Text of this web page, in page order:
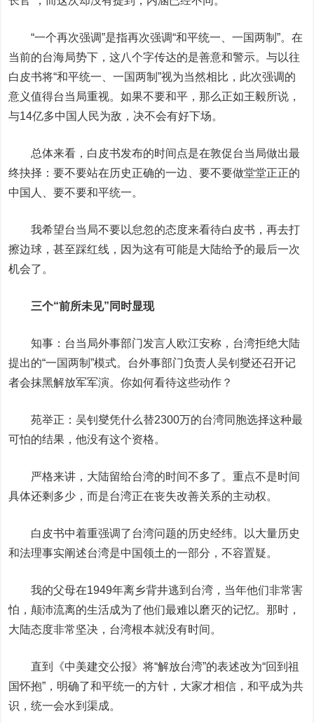
“一个再次强调”是指再次强调“和平统一、一国两制”。在
当前的台海局势下，这八个字传达的是善意和警示。与以往
白皮书将“和平统一、一国两制”视为当然相比，此次强调的
意义值得台当局重视。如果不要和平，那么正如王毅所说，
与14亿多中国人民为敌，决不会有好下场。
总体来看，白皮书发布的时间点是在敦促台当局做出最
终抉择：要不要站在历史正确的一边、要不要做堂堂正正的
中国人、要不要和平统一。
我希望台当局不要以怠忽的态度来看待白皮书，再去打
擦边球，甚至踩红线，因为这有可能是大陆给予的最后一次
机会了。
三个“前所未见”同时显现
知事：台当局外事部门发言人欧江安称，台湾拒绝大陆
提出的“一国两制”模式。台外事部门负责人吴钊燮还召开记
者会抹黑解放军军演。你如何看待这些动作？
苑举正：吴钊燮凭什么替2300万的台湾同胞选择这种最
可怕的结果，他没有这个资格。
严格来讲，大陆留给台湾的时间不多了。重点不是时间
具体还剩多少，而是台湾正在丧失改善关系的主动权。
白皮书中着重强调了台湾问题的历史经纬。以大量历史
和法理事实阐述台湾是中国领土的一部分，不容置疑。
我的父母在1949年离乡背井逃到台湾，当年他们非常害
怕，颠沛流离的生活成为了他们最难以磨灭的记忆。那时，
大陆态度非常坚决，台湾根本就没有时间。
直到《中美建交公报》将“解放台湾”的表述改为“回到祖
国怀抱”，明确了和平统一的方针，大家才相信，和平成为共
识，统一会水到渠成。